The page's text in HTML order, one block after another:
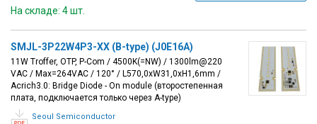
На складе: 4 шт.
SMJL-3P22W4P3-XX (B-type) (J0E16A)
11W Troffer, OTP, P-Com / 4500K(=NW) / 1300lm@220
VAC / Max=264VAC / 120° / L570,0xW31,0xH1,6mm /
Acrich3.0: Bridge Diode - On module (второстепенная
плата, подключается только через A-type)
Seoul Semiconductor